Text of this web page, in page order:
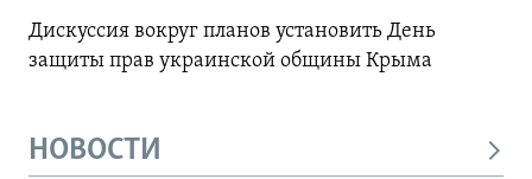
Дискуссия вокруг планов установить День
защиты прав украинской общины Крыма
НОВОСТИ